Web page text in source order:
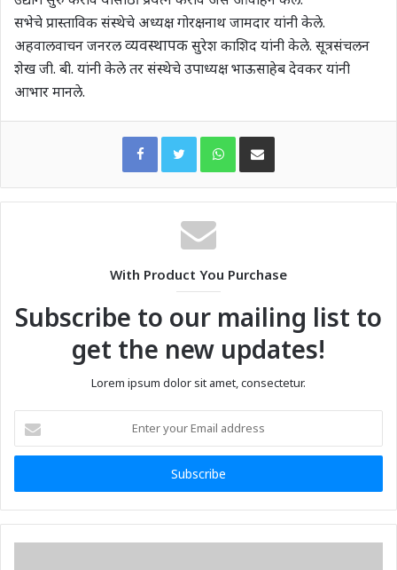
सभेचे प्रास्ताविक संस्थेचे अध्यक्ष गोरक्षनाथ जामदार यांनी केले.
अहवालवाचन जनरलव्यवस्थापकसुरेश काशिद यांनी केले. सूत्रसंचलन
शेख जी. बी. यांनी केले तर संस्थेचे उपाध्यक्ष भाऊसाहेब देवकर यांनी
आभार मानले.
WhatsAppShare via Email
With Product You Purchase
Subscribe to our mailing list to
get the new updates!
Lorem ipsum dolor sit amet, consectetur.
your
Email